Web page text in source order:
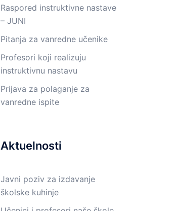
Raspored instruktivne nastave
– JUNI
Pitanja za vanredne učenike
Profesori koji realizuju
instruktivnu nastavu
Prijava za polaganje za
vanredne ispite
Aktuelnosti
Javni poziv za izdavanje
školske kuhinje